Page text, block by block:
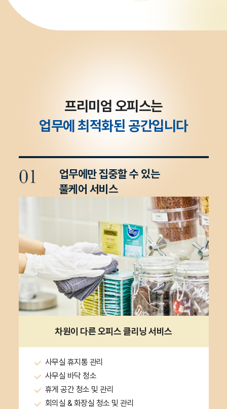
프리미엄 오피스는
업무에 최적화된 공간입니다
업무에만 집중할 수 있는
풀케어 서비스
차원이 다른오피스 클리닝 서비스
사무실 휴지통 관리
사무실 바닥 청소
휴게 공간 청소 및 관리
회의실 & 화장실 청소 및 관리